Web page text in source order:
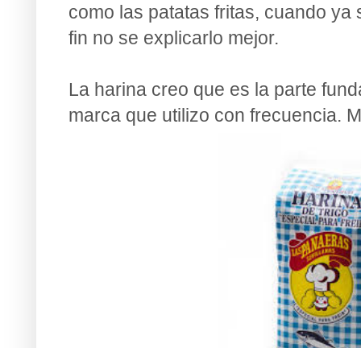
como las patatas fritas, cuando
fin no se explicarlo mejor.
La harina creo que es la parte
marca que utilizo con frecuencia.